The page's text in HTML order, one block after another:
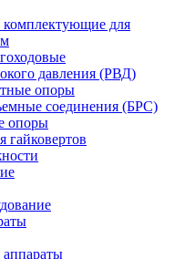
комплектующие для
давления (РВД)
опоры
соединения (БРС)
опоры
гайковертов